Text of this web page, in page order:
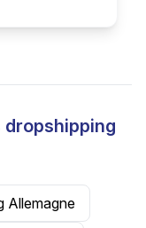
Allemagne